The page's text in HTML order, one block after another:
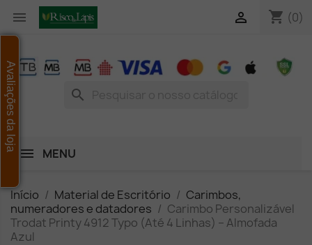
 shopping_cart (0)

search
MENU
Início Material de Escritório
Carimbos,
numeradores e datadores
Carimbo Personalizável
Trodat Printy 4912 Typo (Até 4 Linhas) – Almofada
Azul
Avaliações da loja